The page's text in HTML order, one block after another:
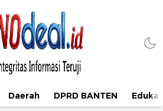
Daerah DPRD BANTEN